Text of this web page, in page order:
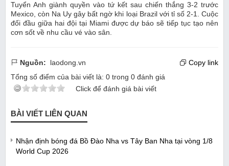
Tuyển Anh giành quyền vào tứ kết sau chiến thắng 3-2 trước
Mexico, còn Na Uy gây bất ngờ khi loại Brazil với tỉ số 2-1. Cuộc
đối đầu giữa hai đội tại Miami được dự báo sẽ tiếp tục tạo nên
cơn sốt về nhu cầu vé vào sân.
Nguồn: laodong.vn
Copy link
Tổng số điểm của bài viết là: 0 trong 0 đánh giá
Click để đánh giá bài viết
BÀI VIẾT LIÊN QUAN
Nhận định bóng đá Bồ Đào Nha vs Tây Ban Nha tại vòng 1/8
World Cup 2026